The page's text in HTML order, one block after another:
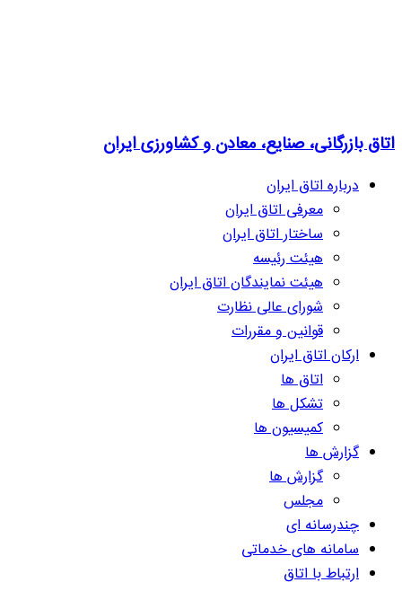
اتاق بازرگانی، صنایع، معادن و کشاورزی ایران
درباره اتاق ایران
معرفی اتاق ایران
ساختار اتاق ایران
هیئت رئیسه
هیئت نمایندگان اتاق ایران
شورای عالی نظارت
قوانین و مقررات
ارکان اتاق ایران
اتاق ها
تشکل ها
کمیسیون ها
گزارش ها
گزارش ها
مجلس
چندرسانه ای
سامانه های خدماتی
ارتباط با اتاق